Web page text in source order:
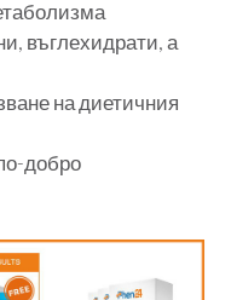
въглехидрати, а
на диетичния
добро